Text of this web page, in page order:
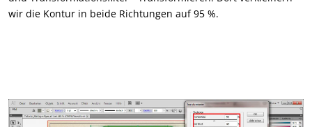
wir die Kontur in beide Richtungen auf 95 %.